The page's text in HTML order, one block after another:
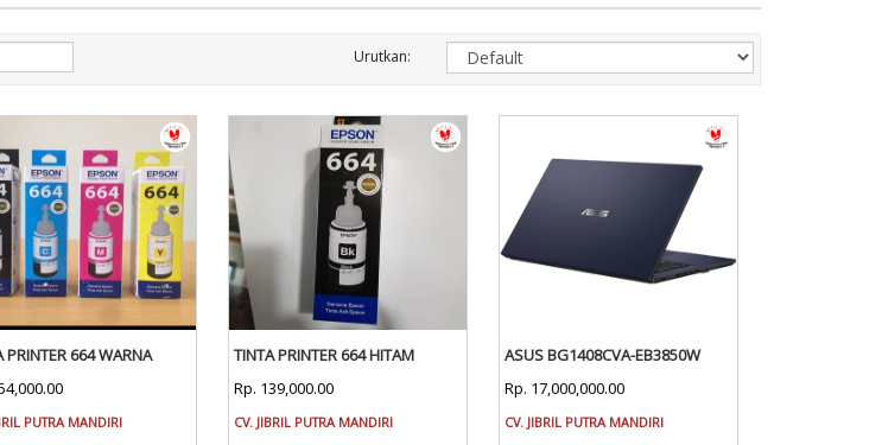
Urutkan:
PRINTER 664 WARNA
PUTRA MANDIRI
TINTA PRINTER 664 HITAM
Rp. 139,000.00
CV. JIBRIL PUTRA MANDIRI
ASUS BG1408CVA-EB3850W
Rp. 17,000,000.00
CV. JIBRIL PUTRA MANDIRI